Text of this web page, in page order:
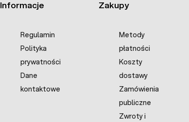
Informacje
Regulamin
Polityka
prywatności
Dane
kontaktowe
Zakupy
Metody
płatności
Koszty
dostawy
Zamówienia
publiczne
Zwroty i